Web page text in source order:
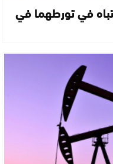
في تورطهما في